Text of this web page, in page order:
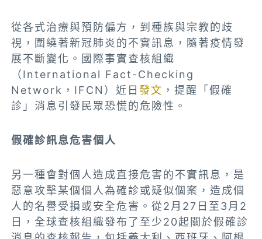
從各式治療與預防偏方，到種族與宗教的歧
視，圍繞著新冠肺炎的不實訊息，隨著疫情發
展不斷變化。國際事實查核組織
（International Fact-Checking
Network，IFCN）近日發文 ，提醒「假確
診」消息引發民眾恐慌的危險性。
假確診訊息危害個人
另一種會對個人造成直接危害的不實訊息，是
惡意攻擊某個個人為確診或疑似個案，造成個
人的名譽受損或安全危害。從2月27日至3月2
日，全球查核組織發布了至少20起關於假確診